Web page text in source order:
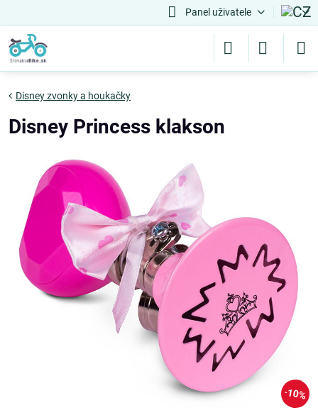
Panel uživatele
10%
Disney zvonky a houkačky
Disney Princess klakson